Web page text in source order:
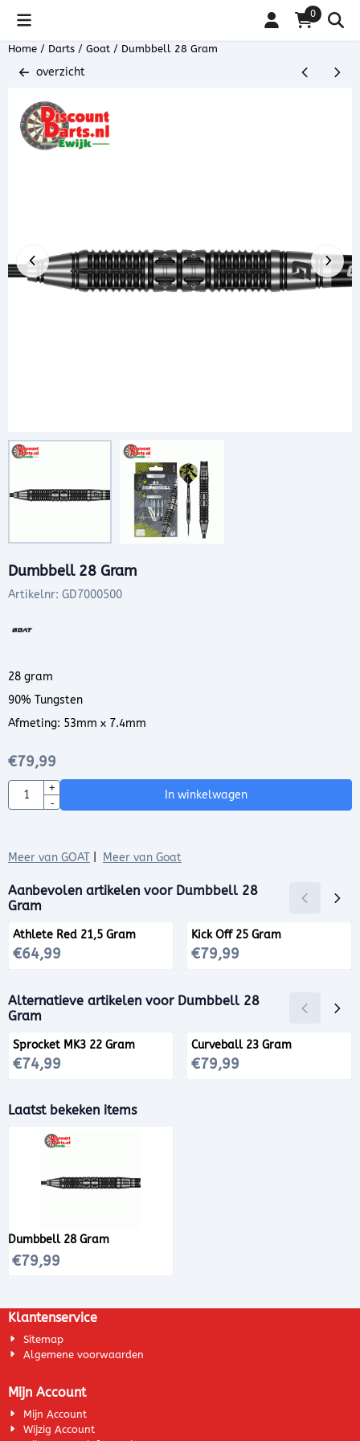
Cookievoorkeuren zijn beschikbaar. Kies instellingen of sta alle
0
Home / Darts / Goat / Dumbbell 28 Gram
overzicht
Dumbbell 28 Gram
Artikelnr: GD7000500
28 gram
90% Tungsten
Afmeting: 53mm x 7.4mm
€79,99
Aantal
+
-
In winkelwagen
Meer van GOAT Meer van Goat
Aanbevolen artikelen voor Dumbbell 28
Gram
Athlete Red 21,5 Gram
Prijs: 64,99
€64,99
Kick Off 25 Gram
Prijs: 79,99
€79,99
Alternatieve artikelen voor Dumbbell 28
Gram
Sprocket MK3 22 Gram
Prijs: 74,99
€74,99
Curveball 23 Gram
Prijs: 79,99
€79,99
Laatst bekeken items
Dumbbell 28 Gram
€79,99
Klantenservice
Sitemap
Algemene voorwaarden
Mijn Account
Mijn Account
Wijzig Account